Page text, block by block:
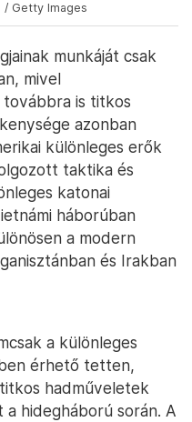
/ Getty Images
munkáját csak
mivel
is titkos
azonban
különleges erők
taktika és
katonai
háborúban
a modern
és Irakban
a különleges
érhető tetten,
hadműveletek
hidegháború során. A